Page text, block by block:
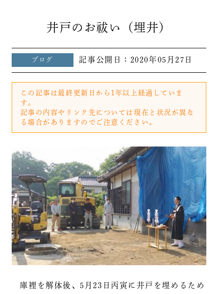
井戸のお祓い（埋井）
ブログ 記事公開日： 2020年05月27日
この記事は最終更新日から1年以上経過していま
す。
記事の内容やリンク先については現在と状況が異な
る場合がありますのでご注意ください。
庫裡を解体後、5月23日丙寅に井戸を埋めるため